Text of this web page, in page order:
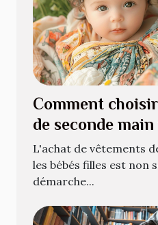
Comment
de seconde
filles
L'achat de vêtements
les bébés filles est non
démarche...